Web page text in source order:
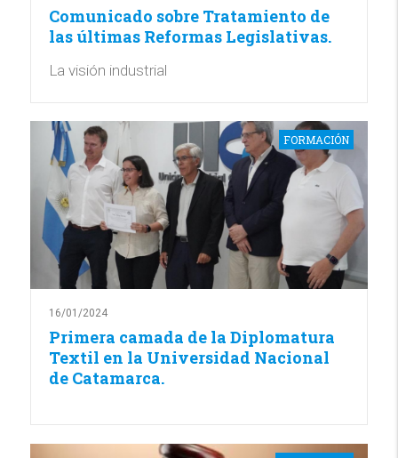
Comunicado sobre Tratamiento de
las últimas Reformas Legislativas.
La visión industrial
FORMACIÓN
16/01/2024
Primera camada de la Diplomatura
Textil en la Universidad Nacional
de Catamarca.